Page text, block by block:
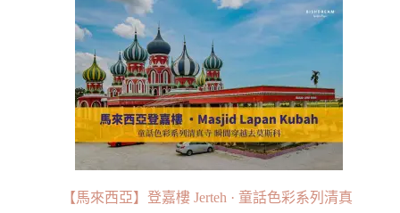
【馬來西亞】登嘉樓 Jerteh · 童話色彩系列清真